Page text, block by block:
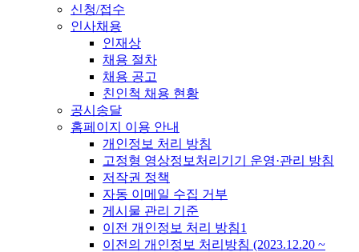
신청/접수
인사채용
인재상
채용 절차
채용 공고
친인척 채용 현황
공시송달
홈페이지 이용 안내
개인정보 처리 방침
고정형 영상정보처리기기 운영·관리 방침
저작권 정책
자동 이메일 수집 거부
게시물 관리 기준
이전 개인정보 처리 방침1
이전의 개인정보 처리방침 (2023.12.20 ~